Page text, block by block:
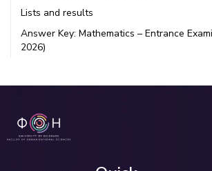
Lists and results
Answer Key: Mathematics – Entrance
2026)